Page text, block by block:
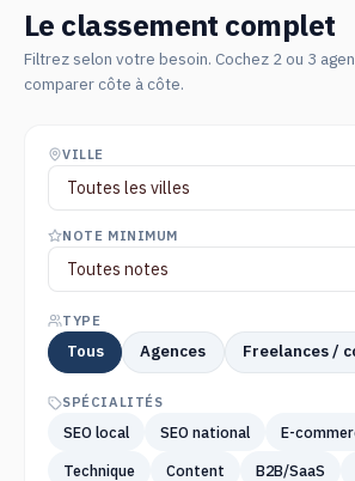
Le classement complet
Filtrez selon votre besoin. Cochez 2 ou 3
comparer côte à côte.
VILLE
NOTE MINIMUM
TYPE
Tous Agences Freelances /
SPÉCIALITÉS
SEO local SEO national E-
Technique Content B2B/SaaS